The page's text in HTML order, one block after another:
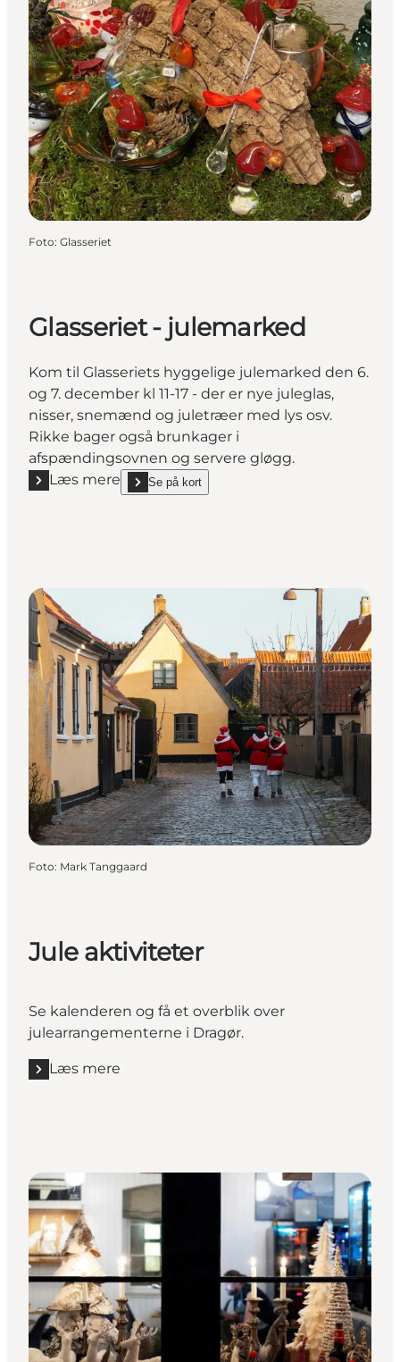
Foto: Glasseriet
Glasseriet - julemarked
Kom til Glasseriets hyggelige julemarked den 6.
og 7. december kl 11-17 - der er nye juleglas,
nisser, snemænd og juletræer med lys osv.
Rikke bager også brunkager i
afspændingsovnen og servere gløgg.
Læs mere
Læs mere "Glasseriet - julemarked"
Se på kort
show Glasseriet - julemarked on_map
Foto: Mark Tanggaard
Jule aktiviteter
Se kalenderen og få et overblik over
julearrangementerne i Dragør.
Læs mere
Læs mere "Jule aktiviteter"